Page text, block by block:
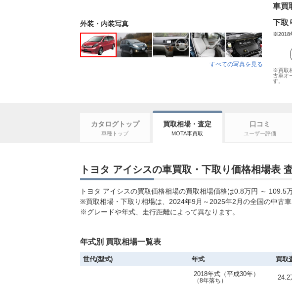
外装・内装写真
すべての写真を見る
車買
下取
※2018
※買取
古車オ
す。
カタログトップ
車種トップ
買取相場・査定
MOTA車買取
口コミ
ユーザー評価
トヨタ アイシスの車買取・下取り価格相場表
トヨタ アイシスの買取価格相場の買取相場価格は0.8万円 ～ 109.5万
※買取相場・下取り相場は、2024年9月～2025年2月の全国の中古
※グレードや年式、走行距離によって異なります。
年式別 買取相場一覧表
世代(型式) 年式 買取
2018年式（平成30年）
（8年落ち） 24.2